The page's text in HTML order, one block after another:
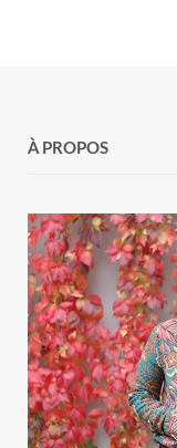
À PROPOS